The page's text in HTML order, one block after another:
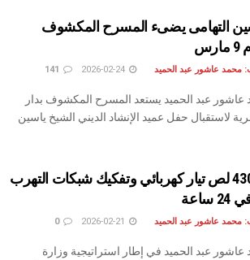
التهامى يضىء المسرح المكشوف
محمد عاشور عبد الحميد
عبد الحميد يستعد المسرح المكشوف بدار
لاستقبال حفل عميد الإنشاد الديني الشيخ ياسين
سقوط 4300 لص تيار كهربائي وتفكيك شبكات التهرب
محمد عاشور عبد الحميد 0
عبد الحميد في إطار استراتيجية وزارة